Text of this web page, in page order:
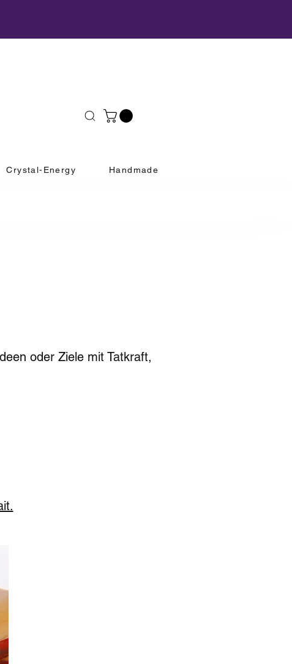
Crystal-Energy Handmade
oder Ziele mit Tatkraft,